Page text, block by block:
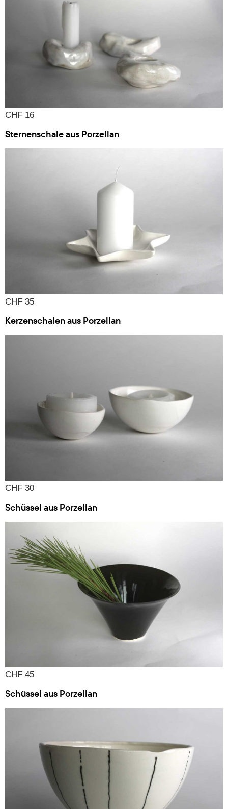
CHF 16
Sternenschale aus Porzellan
CHF 35
Kerzenschalen aus Porzellan
CHF 30
Schüssel aus Porzellan
CHF 45
Schüssel aus Porzellan